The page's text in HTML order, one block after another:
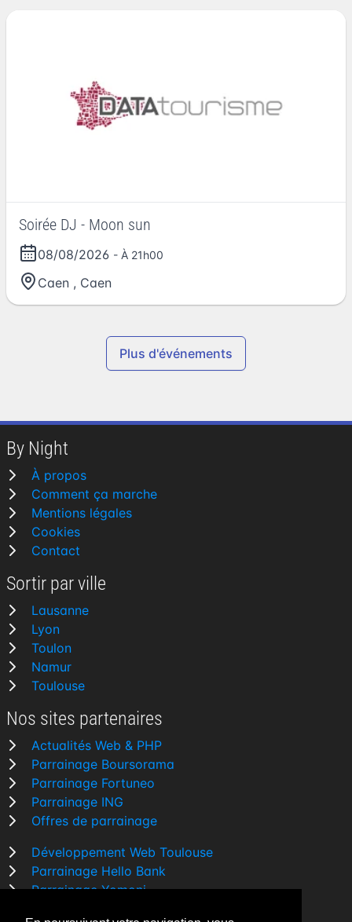
Soirée DJ - Moon sun
08/08/2026 - À 21h00
Caen , Caen
Plus d'événements
By Night
À propos
Comment ça marche
Mentions légales
Cookies
Contact
Sortir par ville
Lausanne
Lyon
Toulon
Namur
Toulouse
Nos sites partenaires
Actualités Web & PHP
Parrainage Boursorama
Parrainage Fortuneo
Parrainage ING
Offres de parrainage
Développement Web Toulouse
Parrainage Hello Bank
Parrainage Yomoni